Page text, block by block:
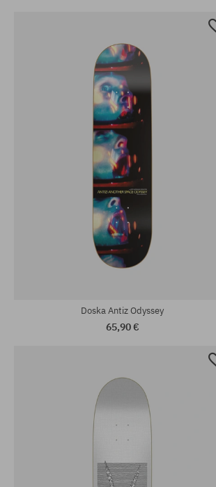
Doska Antiz Odyssey
65,90 €